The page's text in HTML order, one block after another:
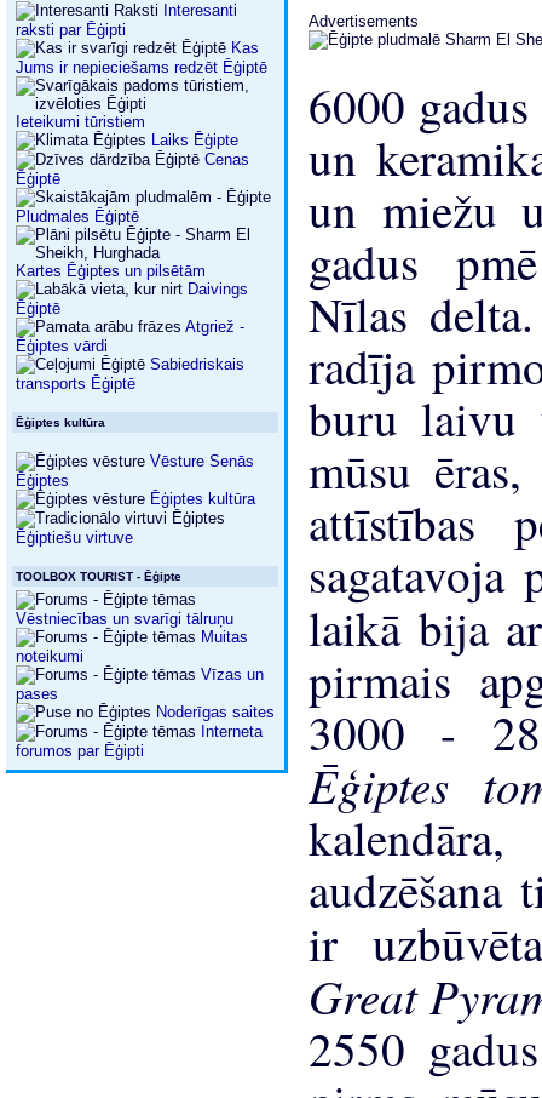
Interesanti
raksti par Ēģipti
Kas
Jums ir nepieciešams redzēt Ēģiptē
Ieteikumi tūristiem
Laiks Ēģipte
Cenas
Ēģiptē
Pludmales Ēģiptē
Kartes Ēģiptes un pilsētām
Daivings
Ēģiptē
Atgriež -
Ēģiptes vārdi
Sabiedriskais
transports Ēģiptē
Ēģiptes kultūra
Vēsture Senās
Ēģiptes
Ēģiptes kultūra
Ēģiptiešu virtuve
TOOLBOX TOURIST - Ēģipte
Vēstniecības un svarīgi tālruņu
Muitas
noteikumi
Vīzas un
pases
Noderīgas saites
Interneta
forumos par Ēģipti
Advertisements
6000
un
un miežu
gadus
Nīlas
radīja
buru laivu
mūsu
attīstības
sagatavoja
laikā bija
pirmais
3000 -
Ēģiptes
audzēšana
ir
Great
2550